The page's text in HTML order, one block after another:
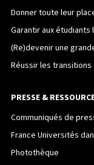
Donner toute leur
Garantir aux
(Re)devenir une
Réussir les
PRESSE &
Communiqués de
France Universités
Photothèque